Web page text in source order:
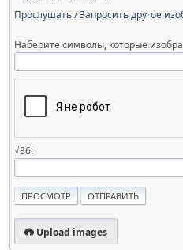
Прослушать/Запросить другое
Наберите символы, которые
√36:
Upload images